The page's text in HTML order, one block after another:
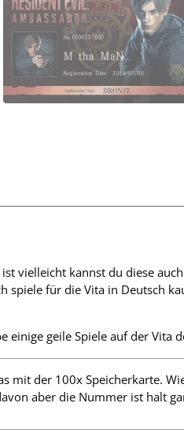
vielleicht kannst du diese
spiele für die Vita in Deutsch
einige geile Spiele auf der Vita
mit der 100x Speicherkarte.
aber die Nummer ist halt